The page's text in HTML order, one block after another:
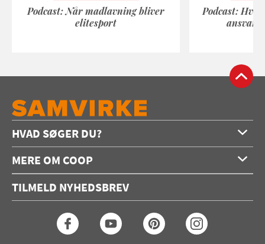
Podcast: Når madlavning bliver
elitesport
Podcast:
HVAD SØGER DU?
Forside
Opskrifter
Konkurrencer
MERE OM COOP
Annoncering
Coop medlem
TILMELD NYHEDSBREV